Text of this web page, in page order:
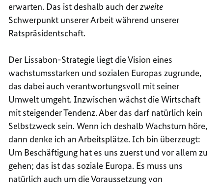
erwarten. Das ist deshalb auch derzweite
Schwerpunkt unserer Arbeit während unserer
Ratspräsidentschaft.
Der Lissabon-Strategie liegt die Vision eines
wachstumsstarken und sozialen Europas zugrunde,
das dabei auch verantwortungsvoll mit seiner
Umwelt umgeht. Inzwischen wächst die Wirtschaft
mit steigender Tendenz. Aber das darf natürlich kein
Selbstzweck sein. Wenn ich deshalb Wachstum höre,
dann denke ich an Arbeitsplätze. Ich bin überzeugt:
Um Beschäftigung hat es uns zuerst und vor allem zu
gehen; das ist das soziale Europa. Es muss uns
natürlich auch um die Voraussetzung von